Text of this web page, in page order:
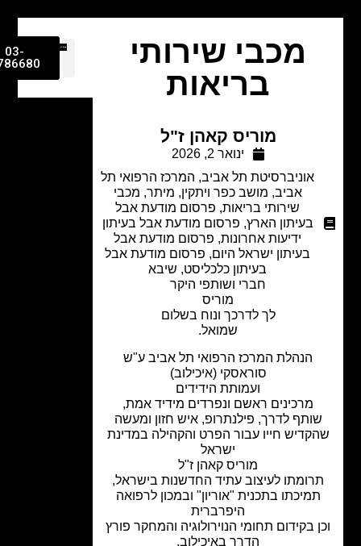
מכבי שירותי
בריאות
מוריס קאהן ז"ל
ינואר 2, 2026
אוניברסיטת תל אביב,המרכז הרפואי תל
מושב כפר ויתקין,מיתר,מכבי
שירותי בריאות ,פרסום מודעת אבל
בעיתון הארץ,פרסום מודעת אבל בעיתון
ידיעות אחרונות,פרסום מודעת אבל
בעיתון ישראל היום,פרסום מודעת אבל
בעיתון כלכליסט,שיבא
חברי ושותפי היקר
לך לדרכך ונוח בשלום
הנהלת המרכז הרפואי תל אביב ע"ש
סוראסקי (איכילוב)
ועמותת הידידים
מרכינים ראשם ונפרדים מידיד אמת,
לדרך, פילנתרופ, איש חזון ומעשה
חייו עבור הפרט והקהילה במדינת
מוריס קאהן ז"ל
לעיצוב עתיד החדשנות בישראל,
בתכנית "אוריון" ובמכון לרפואה
היפרברית
בקידום תחומי הנוירולוגיה והמחקר פורץ
הדרך באיכילוב,
03-
9786680